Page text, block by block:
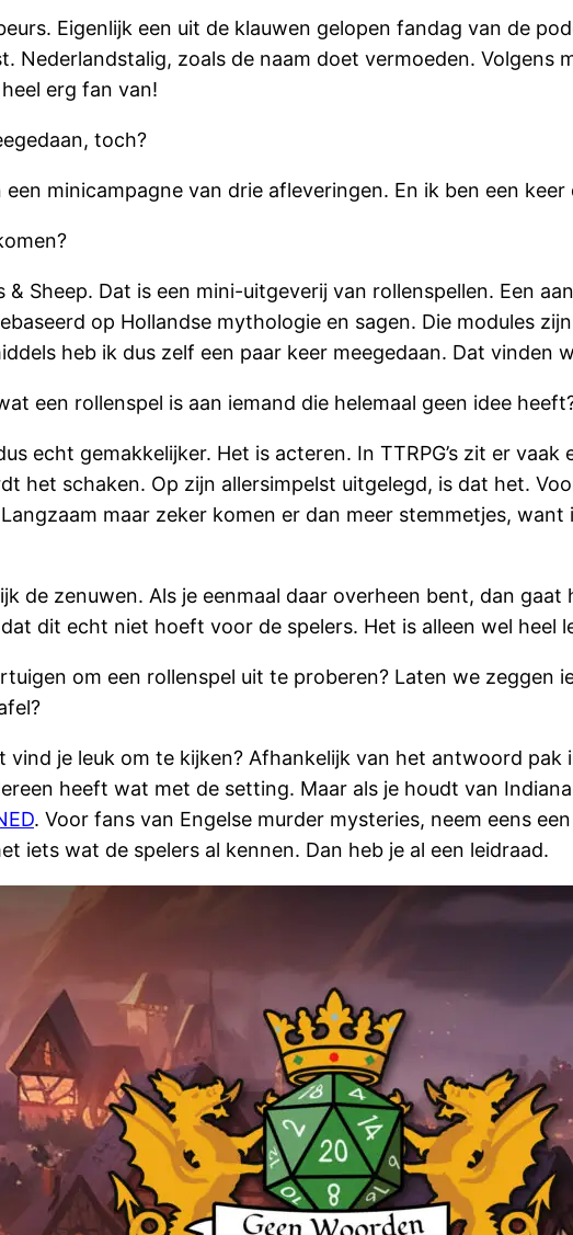
Eigenlijk een uit de klauwen gelopen fandag van de
Nederlandstalig, zoals de naam doet vermoeden.
erg fan van!
toch?
minicampagne van drie afleveringen. En ik ben een keer
& Sheep. Dat is een mini-uitgeverij van rollenspellen. Een
op Hollandse mythologie en sagen. Die modules
heb ik dus zelf een paar keer meegedaan. Dat vinden
een rollenspel is aan iemand die helemaal geen idee
echt gemakkelijker. Het is acteren. In TTRPG’s zit er
het schaken. Op zijn allersimpelst uitgelegd, is dat het.
maar zeker komen er dan meer stemmetjes,
de zenuwen. Als je eenmaal daar overheen bent, dan
dit echt niet hoeft voor de spelers. Het is alleen wel heel
om een rollenspel uit te proberen? Laten we
vind je leuk om te kijken? Afhankelijk van het antwoord pak
heeft wat met de setting. Maar als je houdt van
. Voor fans van Engelse murder mysteries, neem eens
iets wat de spelers al kennen. Dan heb je al een leidraad.